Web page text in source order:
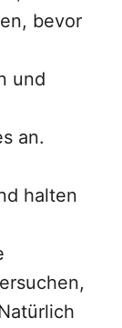
bevor
und
an.
halten